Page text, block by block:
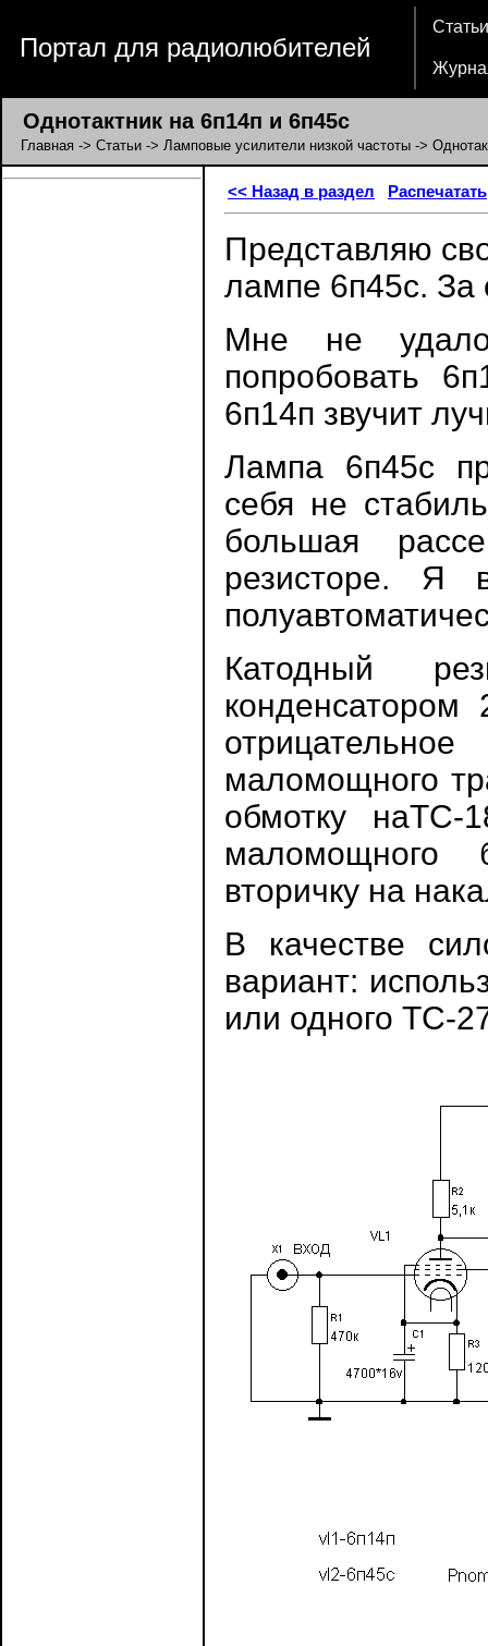
Портал для радиолюбителей
Статьи
Однотактник на 6п14п и 6п45с
Главная -> Статьи -> Ламповые усилители низкой частоты ->
<< Назад в раздел Распечатать
Представляю
лампе 6п45с.
Мне не
попробовать
6п14п звучит
Лампа 6п45с
себя не
большая
резисторе. Я
Катодный
маломощного
обмотку
маломощного
вторичку на
В качестве
вариант:
или одного ТС-